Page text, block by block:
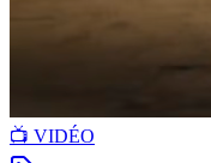
📺 VIDÉO